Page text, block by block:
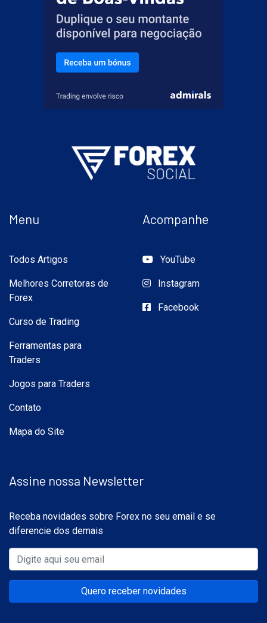
Menu
Todos Artigos
Melhores Corretoras de
Forex
Curso de Trading
Ferramentas para
Traders
Jogos para Traders
Contato
Mapa do Site
Acompanhe
YouTube
Instagram
Facebook
Assine nossa Newsletter
Receba novidades sobre Forex no seu email e se
diferencie dos demais
Quero receber novidades